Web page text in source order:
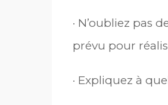
· N’oubliez pas
prévu pour
· Expliquez à